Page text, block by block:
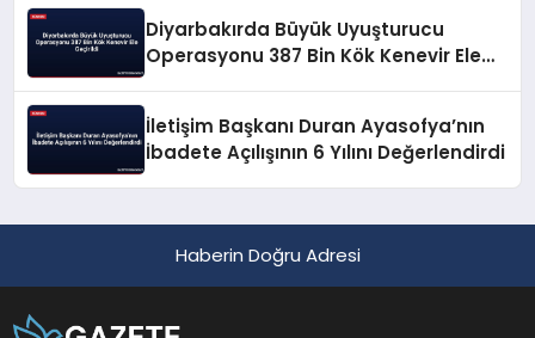
Diyarbakırda Büyük Uyuşturucu
Operasyonu 387 Bin Kök Kenevir Ele
İletişim Başkanı Duran Ayasofya’nın
İbadete Açılışının 6 Yılını Değerlendirdi
Haberin Doğru Adresi